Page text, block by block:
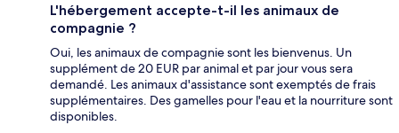
L'hébergement accepte-t-il les animaux de
compagnie ?
Oui, les animaux de compagnie sont les bienvenus. Un
supplément de 20 EUR par animal et par jour vous sera
demandé. Les animaux d'assistance sont exemptés de frais
supplémentaires. Des gamelles pour l'eau et la nourriture sont
disponibles.